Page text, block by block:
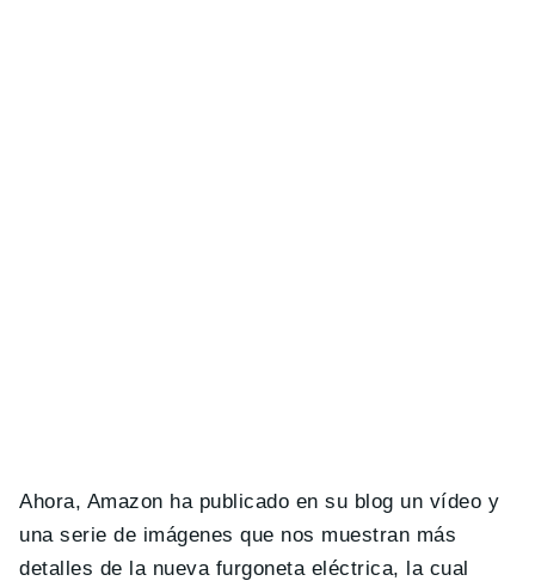
Ahora, Amazon ha publicado en su blog un vídeo y
una serie de imágenes que nos muestran más
detalles de la nueva furgoneta eléctrica, la cual